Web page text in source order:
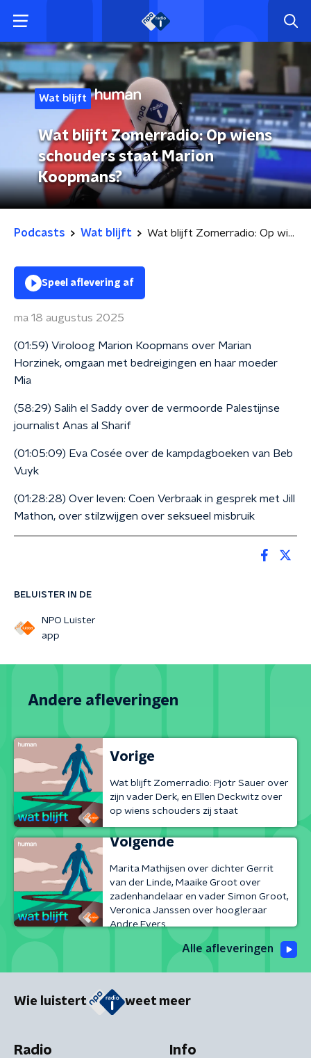
Wat blijft
Wat blijft Zomerradio: Op wiens
schouders staat Marion
Koopmans?
Podcasts Wat blijft Wat blijft Zomerradio: Op wiens schouders staat Marion Koopmans?
BELUISTER IN DE
NPO Luister
app
Speel aflevering af
ma 18 augustus 2025
(01:59) Viroloog Marion Koopmans over Marian
Horzinek, omgaan met bedreigingen en haar moeder
Mia
(58:29) Salih el Saddy over de vermoorde Palestijnse
journalist Anas al Sharif
(01:05:09) Eva Cosée over de kampdagboeken van Beb
Vuyk
(01:28:28) Over leven: Coen Verbraak in gesprek met Jill
Mathon, over stilzwijgen over seksueel misbruik
Andere afleveringen
Vorige
Wat blijft Zomerradio: Pjotr Sauer over
zijn vader Derk, en Ellen Deckwitz over
op wiens schouders zij staat
Volgende
Marita Mathijsen over dichter Gerrit
van der Linde, Maaike Groot over
zadenhandelaar en vader Simon Groot,
Veronica Janssen over hoogleraar
Andre Evers
Alle afleveringen
Wie luistert weet meer
Radio Info